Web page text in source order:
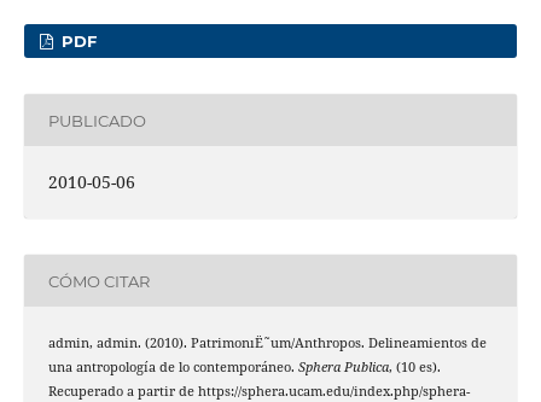
PDF
PUBLICADO
2010-05-06
CÓMO CITAR
admin, admin. (2010). PatrimonıË˜um/Anthropos. Delineamientos de
una antropología de lo contemporáneo. Sphera Publica, (10 es).
Recuperado a partir de https://sphera.ucam.edu/index.php/sphera-